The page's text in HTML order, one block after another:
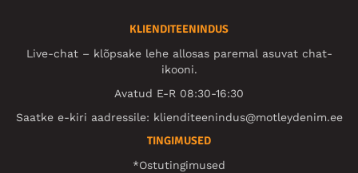
KLIENDITEENINDUS
Live-chat – klõpsake lehe allosas paremal asuvat chat-
ikooni.
Avatud E-R 08:30-16:30
Saatke e-kiri aadressile: klienditeenindus@motleydenim.ee
TINGIMUSED
*Ostutingimused